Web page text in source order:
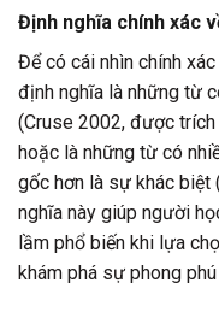
Định nghĩa chính xác
Để có cái nhìn chính xác
định nghĩa là những từ
(Cruse 2002, được
hoặc là những từ có
gốc hơn là sự khác biệt
nghĩa này giúp người
lầm phổ biến khi lựa
khám phá sự phong